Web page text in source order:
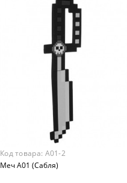
Код товара: A01-2
Меч A01 (Сабля)